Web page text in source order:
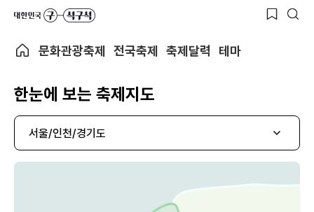
문화관광축제 전국축제 축제달력 테마
한눈에 보는 축제지도
서울/인천/경기도